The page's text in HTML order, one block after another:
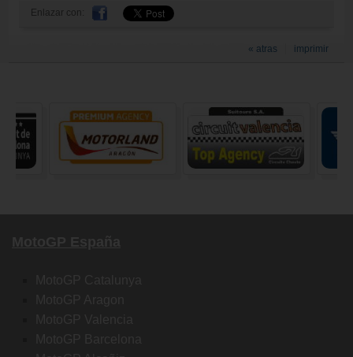
Enlazar con:
imprimir
« atras